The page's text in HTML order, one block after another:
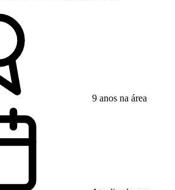
9 anos na área